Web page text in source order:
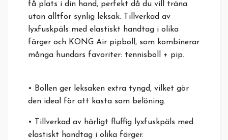
få plats i din hand, perfekt då du vill träna
utan alltför synlig leksak. Tillverkad av
lyxfuskpäls med elastiskt handtag i olika
färger och KONG Air pipboll, som kombinerar
många hundars favoriter: tennisboll + pip.
• Bollen ger leksaken extra tyngd, vilket gör
den ideal för att kasta som belöning.
• Tillverkad av härligt fluffig lyxfuskpäls med
elastiskt handtag i olika färger.